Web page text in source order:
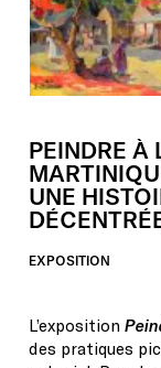
EXPOSITION
PEINDRE À
UNE
L’exposition
des pratiques